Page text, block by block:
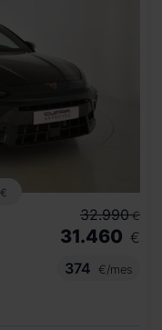
€
32.990 €
31.460 €
374
€/mes